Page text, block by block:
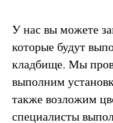
У нас вы можете
которые будут
кладбище. Мы
выполним
также возложим
специалисты